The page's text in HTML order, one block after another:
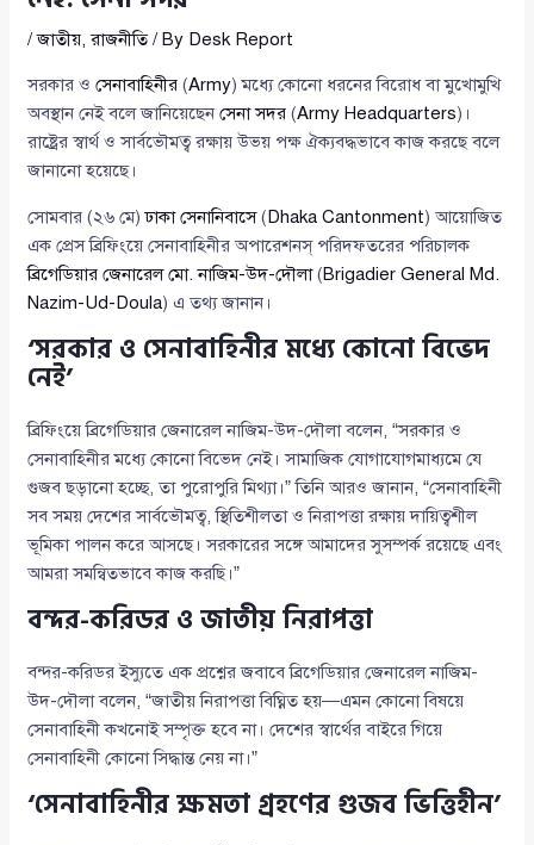
/জাতীয়,রাজনীতি/ By Desk Report
সরকার ওসেনাবাহিনীর (Army) মধ্যে কোনো ধরনের বিরোধ বা মুখোমুখি
অবস্থান নেই বলে জানিয়েছেনসেনা সদর (Army Headquarters)।
রাষ্ট্রের স্বার্থ ও সার্বভৌমত্ব রক্ষায় উভয় পক্ষ ঐক্যবদ্ধভাবে কাজ করছে বলে
জানানো হয়েছে।
সোমবার (২৬ মে)ঢাকা সেনানিবাসে( Dhaka Cantonment) আয়োজিত
এক প্রেস ব্রিফিংয়ে সেনাবাহিনীর অপারেশনস্ পরিদফতরের পরিচালক
ব্রিগেডিয়ার জেনারেল মো. নাজিম-উদ-দৌলা(Brigadier General Md.
Nazim-Ud-Doula) এ তথ্য জানান।
‘সরকার ও সেনাবাহিনীর মধ্যে কোনো বিভেদ
নেই’
ব্রিফিংয়ে ব্রিগেডিয়ার জেনারেল নাজিম-উদ-দৌলা বলেন, “সরকার ও
সেনাবাহিনীর মধ্যে কোনো বিভেদ নেই। সামাজিক যোগাযোগমাধ্যমে যে
গুজব ছড়ানো হচ্ছে, তা পুরোপুরি মিথ্যা।” তিনি আরও জানান, “সেনাবাহিনী
সব সময় দেশের সার্বভৌমত্ব, স্থিতিশীলতা ও নিরাপত্তা রক্ষায় দায়িত্বশীল
ভূমিকা পালন করে আসছে। সরকারের সঙ্গে আমাদের সুসম্পর্ক রয়েছে এবং
আমরা সমন্বিতভাবে কাজ করছি।”
বন্দর-করিডর ও জাতীয় নিরাপত্তা
বন্দর-করিডর ইস্যুতে এক প্রশ্নের জবাবে ব্রিগেডিয়ার জেনারেল নাজিম-
উদ-দৌলা বলেন, “জাতীয় নিরাপত্তা বিঘ্নিত হয়—এমন কোনো বিষয়ে
সেনাবাহিনী কখনোই সম্পৃক্ত হবে না। দেশের স্বার্থের বাইরে গিয়ে
সেনাবাহিনী কোনো সিদ্ধান্ত নেয় না।”
‘সেনাবাহিনীর ক্ষমতা গ্রহণের গুজব ভিত্তিহীন’